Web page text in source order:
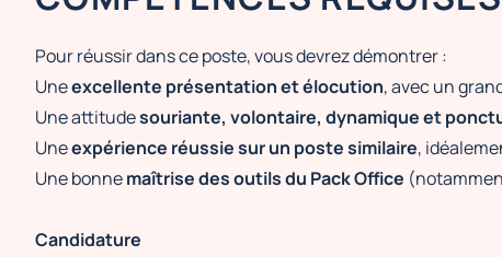
Pour réussir dans ce poste, vous devrez démontrer :
Uneexcellente présentation et élocution, avec un
Une attitudesouriante, volontaire, dynamique et
Uneexpérience réussie sur un poste similaire,
Une bonnemaîtrise des outils du Pack Office
Candidature